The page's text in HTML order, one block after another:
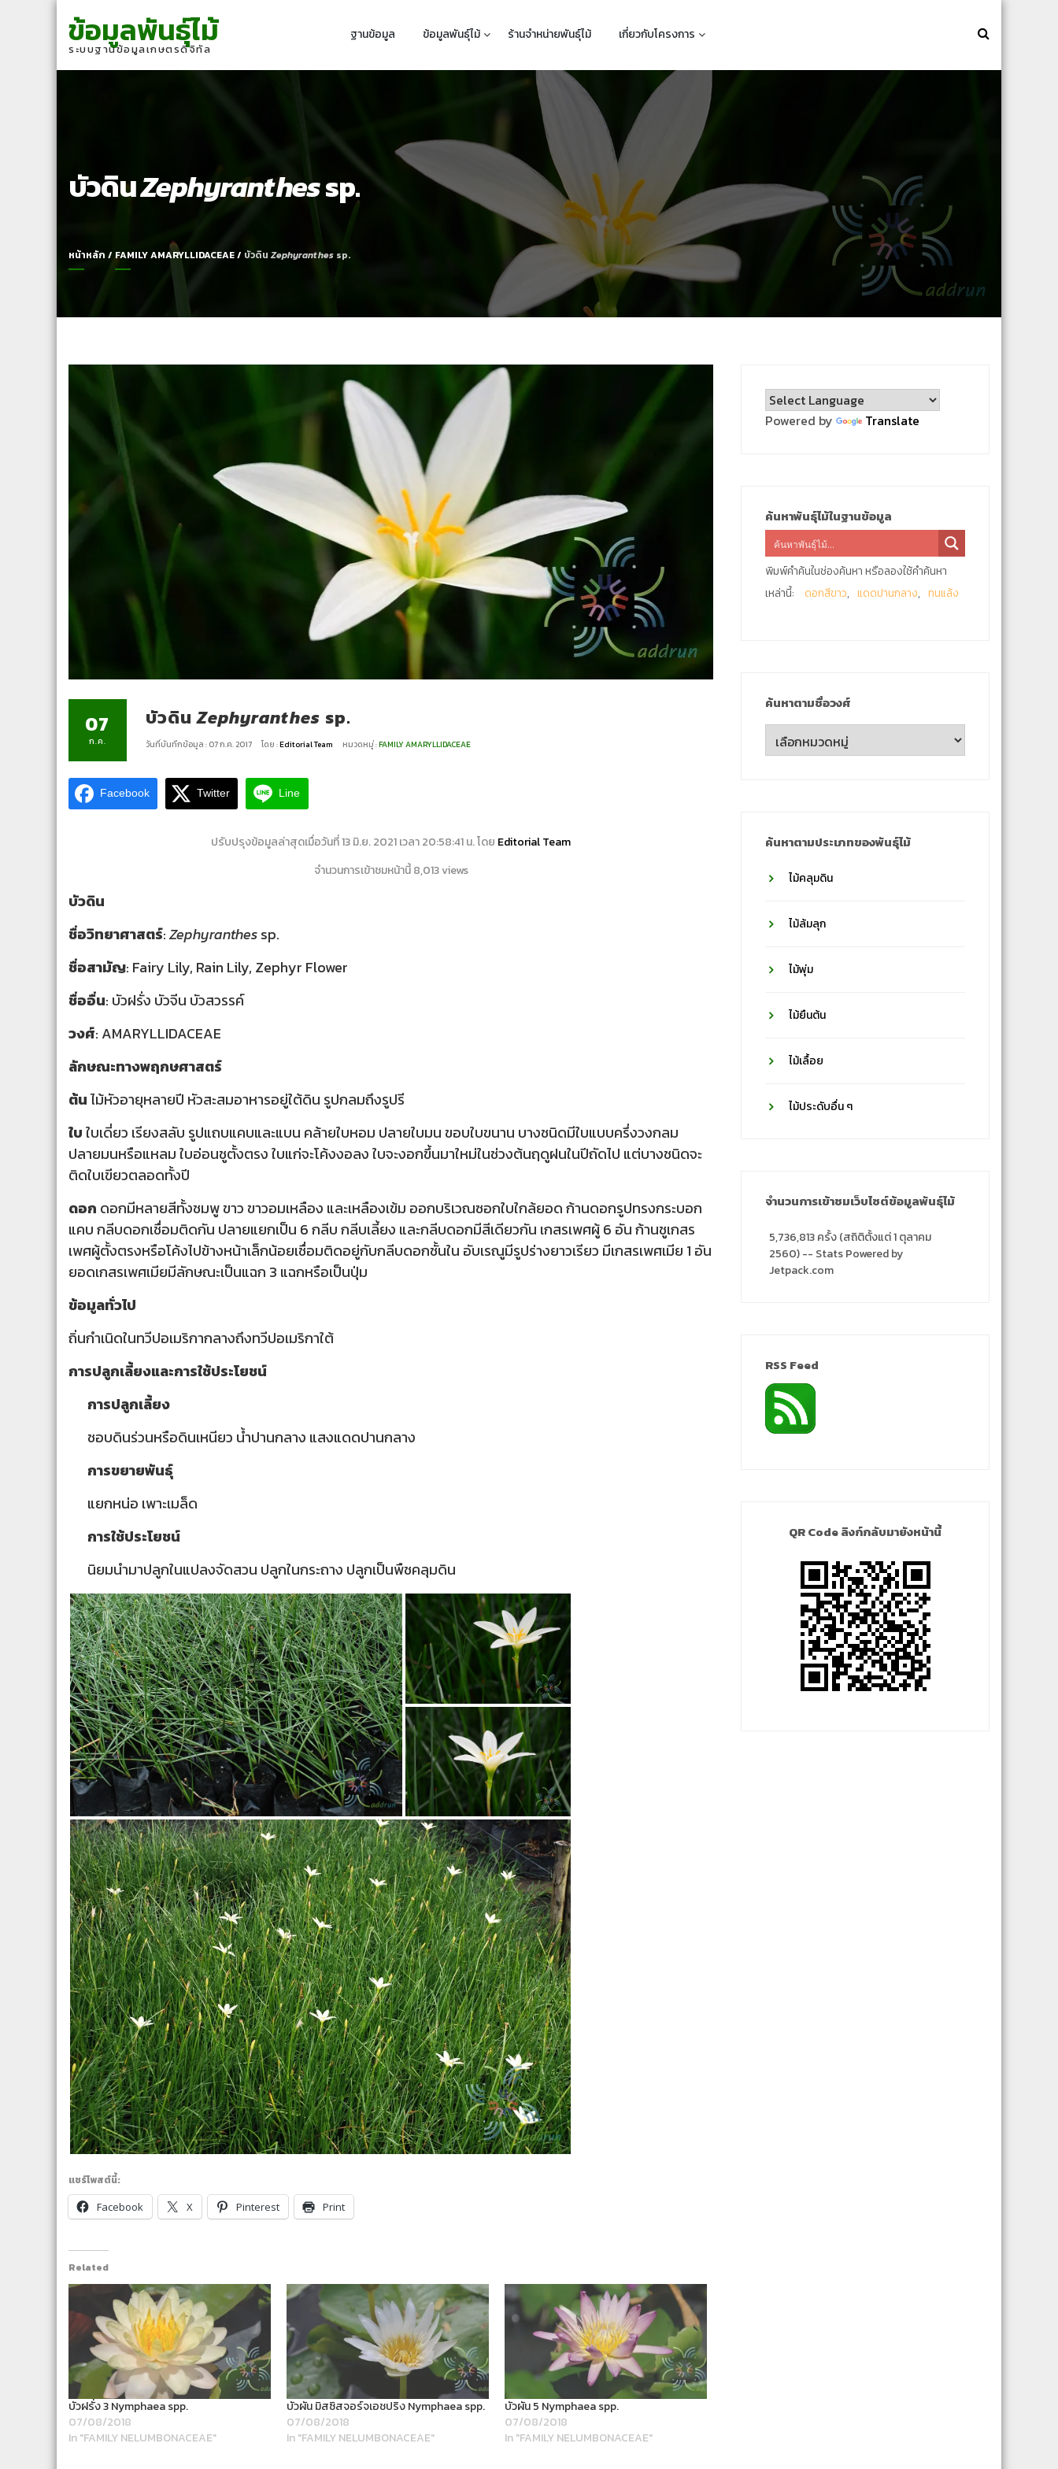
navigation
content
ข้อมูลพันธุ์ไม้
ระบบฐานข้อมูลเกษตรดิจิทัล
ฐานข้อมูล ข้อมูลพันธุ์ไม้ ร้านจำหน่ายพันธุ์ไม้ เกี่ยวกับโครงการ
บัวดินZephyranthessp.
หน้าหลัก / FAMILY AMARYLLIDACEAE/ บัวดินZephyranthes sp.
07
ก.ค.
บัวดินZephyranthes sp.
วันที่บันทึกข้อมูล : 07 ก.ค. 2017 โดย :Editorial Team หมวดหมู่ :FAMILY AMARYLLIDACEAE
Facebook Twitter Line
ปรับปรุงข้อมูลล่าสุดเมื่อวันที่ 13 มิ.ย. 2021 เวลา 20:58:41 น. โดย Editorial Team
จำนวนการเข้าชมหน้านี้ 8,013 views
บัวดิน
ชื่อวิทยาศาสตร์:Zephyranthessp.
ชื่อสามัญ: Fairy Lily, Rain Lily, Zephyr Flower
ชื่ออื่น: บัวฝรั่ง บัวจีน บัวสวรรค์
วงศ์: AMARYLLIDACEAE
ลักษณะทางพฤกษศาสตร์
ต้นไม้หัวอายุหลายปี หัวสะสมอาหารอยู่ใต้ดิน รูปกลมถึงรูปรี
ใบใบเดี่ยว เรียงสลับ รูปแถบแคบและแบน คล้ายใบหอม ปลายใบมน ขอบใบขนาน บางชนิดมีใบแบบครึ่งวงกลม
ปลายมนหรือแหลม ใบอ่อนชูตั้งตรง ใบแก่จะโค้งงอลง ใบจะงอกขึ้นมาใหม่ในช่วงต้นฤดูฝนในปีถัดไป แต่บางชนิดจะ
ติดใบเขียวตลอดทั้งปี
ดอก ดอกมีหลายสีทั้งชมพู ขาว ขาวอมเหลือง และเหลืองเข้ม ออกบริเวณซอกใบใกล้ยอด ก้านดอกรูปทรงกระบอก
แคบ กลีบดอกเชื่อมติดกัน ปลายแยกเป็น 6 กลีบ กลีบเลี้ยง และกลีบดอกมีสีเดียวกัน เกสรเพศผู้ 6 อัน ก้านชูเกสร
เพศผู้ตั้งตรงหรือโค้งไปข้างหน้าเล็กน้อยเชื่อมติดอยู่กับกลีบดอกชั้นใน อับเรณูมีรูปร่างยาวเรียว มีเกสรเพศเมีย 1 อัน
ยอดเกสรเพศเมียมีลักษณะเป็นแฉก 3 แฉกหรือเป็นปุ่ม
ข้อมูลทั่วไป
ถิ่นกำเนิดในทวีปอเมริกากลางถึงทวีปอเมริกาใต้
การปลูกเลี้ยงและการใช้ประโยชน์
การปลูกเลี้ยง
ชอบดินร่วนหรือดินเหนียว น้ำปานกลาง แสงแดดปานกลาง
การขยายพันธุ์
แยกหน่อ เพาะเมล็ด
การใช้ประโยชน์
นิยมนำมาปลูกในแปลงจัดสวน ปลูกในกระถาง ปลูกเป็นพืชคลุมดิน
แชร์โพสต์นี้:
Facebook
X Pinterest Print
Related
บัวฝรั่ง 3 Nymphaea spp.
07/08/2018
In "FAMILY NELUMBONACEAE"
บัวผัน มิสซิสจอร์จเอชปริง Nymphaea spp.
07/08/2018
In "FAMILY NELUMBONACEAE"
บัวผัน 5 Nymphaea spp.
07/08/2018
In "FAMILY NELUMBONACEAE"
Powered by Translate
ค้นหาพันธุ์ไม้ในฐานข้อมูล
พิมพ์คำค้นในช่องค้นหา หรือลองใช้คำค้นหา
เหล่านี้:
ดอกสีขาว แดดปานกลาง ทนแล้ง
ค้นหาตามชื่อวงศ์
ค้นหา
ตาม
ค้นหาตามประเภทของพันธุ์ไม้
ไม้คลุมดิน
ไม้ล้มลุก
ไม้พุ่ม
ไม้ยืนต้น
ไม้เลื้อย
ไม้ประดับอื่น ๆ
จำนวนการเข้าชมเว็บไซต์ข้อมูลพันธุ์ไม้
5,736,813 ครั้ง (สถิติตั้งแต่ 1 ตุลาคม
2560) -- Stats Powered by
Jetpack.com
RSS Feed
QR Code ลิงก์กลับมายังหน้านี้